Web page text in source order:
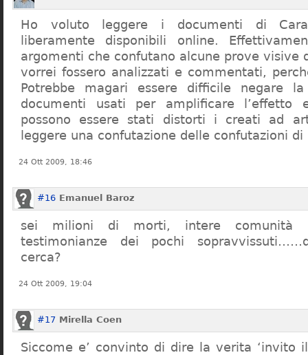
Ho voluto leggere i documenti di
liberamente disponibili online.
argomenti che confutano alcune prove visive
vorrei fossero analizzati e commentati,
Potrebbe magari essere difficile negare
documenti usati per amplificare l’effetto
possono essere stati distorti i creati ad
leggere una confutazione delle confutazioni di
24 Ott 2009, 18:46
#16 Emanuel Baroz
sei milioni di morti, intere comunità
testimonianze dei pochi
cerca?
24 Ott 2009, 19:04
#17 Mirella Coen
Siccome e’ convinto di dire la verita ‘invito